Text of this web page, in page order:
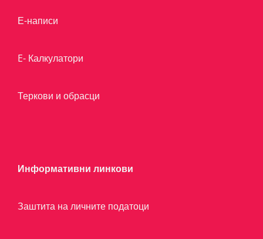
Е-написи
E- Калкулатори
Теркови и обрасци
Информативни линкови
Заштита на личните податоци